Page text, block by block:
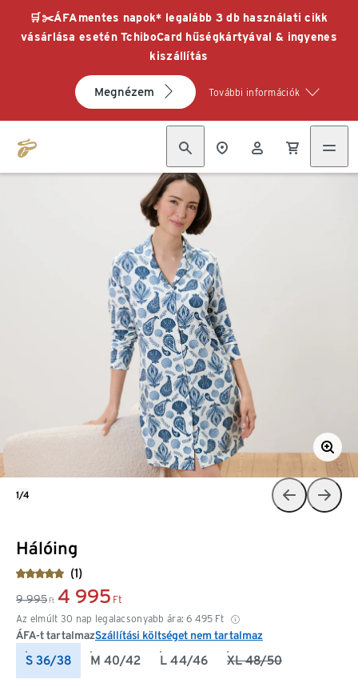
🛒✂️ÁFAmentes napok* legalább 3 db használati cikk
vásárlása esetén TchiboCard hűségkártyával & ingyenes
kiszállítás
Megnézem További információk
Hálóing
(1)
9 995 Ft 4 995 Ft
Az elmúlt 30 nap legalacsonyabb ára: 6 495 Ft
ÁFA-t tartalmazSzállítási költséget nem tartalmaz
S 36/38 M 40/42 L 44/46 XL 48/50
1/4